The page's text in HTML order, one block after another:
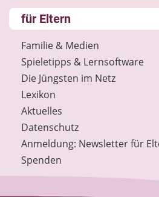
Internet-ABC Sitemap
Barrierefreiheit
Länderprojekte
Spiel und Spaß
Mitreden und Mitmachen
Lexikon
Datenschutz
Newsletter
Lernmodule
Unterrichts­materialien
Internet-ABC-Schule
Praxishilfen
Aktuelles
Materialbestellung
Lexikon
Datenschutz
Newsletter
Spenden
für Eltern
Familie & Medien
Spieletipps & Lernsoftware
Die Jüngsten im Netz
Lexikon
Aktuelles
Datenschutz
Anmeldung: Newsletter für
Spenden